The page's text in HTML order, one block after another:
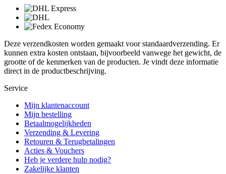
Deze verzendkosten worden gemaakt voor standaardverzending. Er
kunnen extra kosten ontstaan, bijvoorbeeld vanwege het gewicht, de
grootte of de kenmerken van de producten. Je vindt deze informatie
direct in de productbeschrijving.
Service
Mijn klantenaccount
Mijn bestelling
Betaalmogelijkheden
Verzending & Levering
Retouren & Terugbetalingen
Acties & Vouchers
Heb je verdere hulp nodig?
Zakelijke klanten